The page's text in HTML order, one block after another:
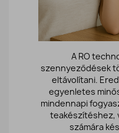
A RO
szennyeződések
eltávolítani.
egyenletes
mindennapi
teakészítéshez,
számára